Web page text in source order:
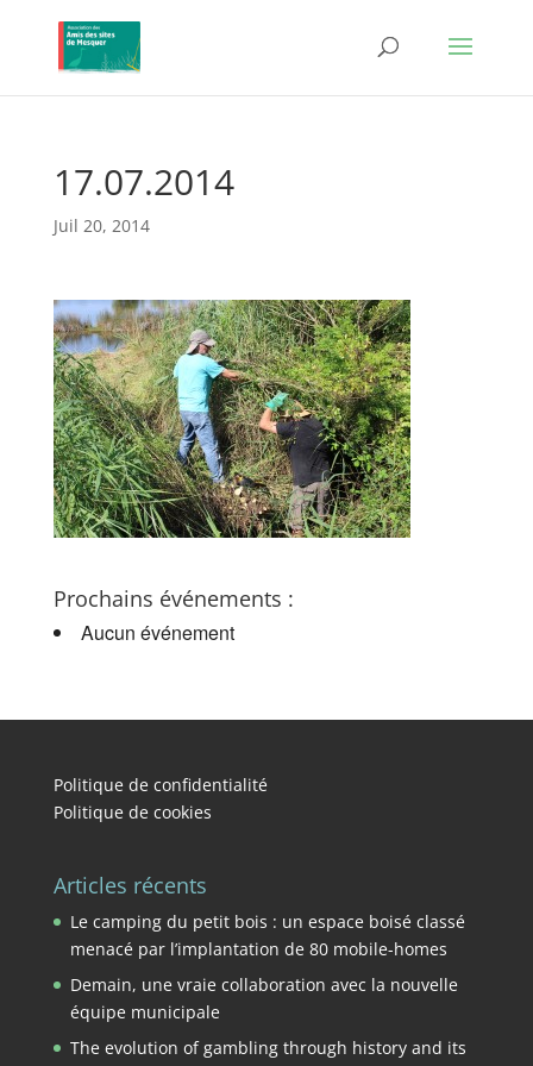
17.07.2014
Juil 20, 2014
Prochains événements :
Aucun événement
Politique de confidentialité
Politique de cookies
Articles récents
Le camping du petit bois : un espace boisé classé
menacé par l’implantation de 80 mobile-homes
Demain, une vraie collaboration avec la nouvelle
équipe municipale
The evolution of gambling through history and its